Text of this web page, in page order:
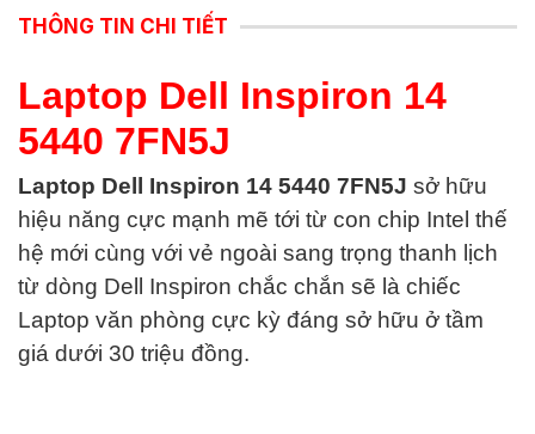
THÔNG TIN CHI TIẾT
Laptop Dell Inspiron 14
5440 7FN5J
Laptop Dell Inspiron 14 5440 7FN5J sở hữu
hiệu năng cực mạnh mẽ tới từ con chip Intel thế
hệ mới cùng với vẻ ngoài sang trọng thanh lịch
từ dòng Dell Inspiron chắc chắn sẽ là chiếc
Laptop văn phòng cực kỳ đáng sở hữu ở tầm
giá dưới 30 triệu đồng.